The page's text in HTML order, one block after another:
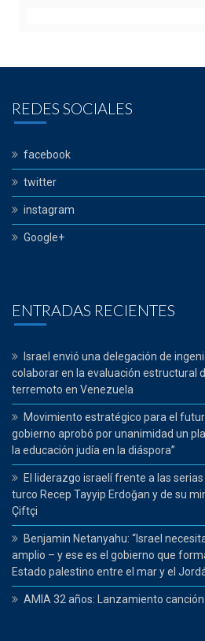
REDES SOCIALES
facebook
twitter
instagram
Google+
ENTRADAS RECIENTES
Israel envió una delegación de
colaborar en la evaluación estructural
terremoto en Venezuela
Movimiento estratégico para el
gobierno aprobó por unanimidad un
la educación judía en la diáspora”
El liderazgo israelí frente a las
turco Recep Tayyip Erdoğan y de su
Çiftçi
Benjamin Netanyahu: “Israel
amplio – y ese es el gobierno que
Estado palestino entre el mar y el
AMIA 32 años: Lanzamiento